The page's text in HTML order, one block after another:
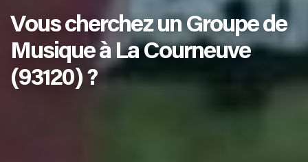
Vous cherchez un Groupe de
Musique à La Courneuve
(93120) ?